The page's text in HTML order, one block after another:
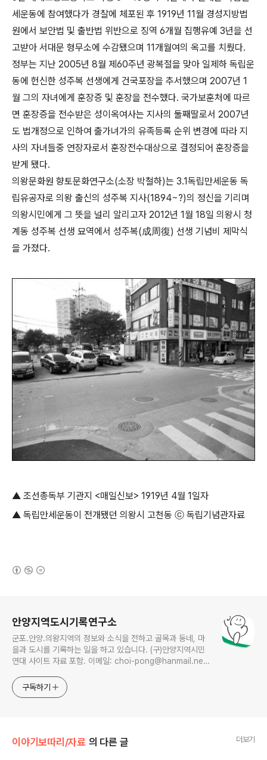
세운동에 참여했다가 경찰에 체포된 후 1919년 11월 경성지방법
원에서 보안법 및 출반법 위반으로 징역 6개월 집행유예 3년을 선
고받아 서대문 형무소에 수감됐으며 11개월여의 옥고를 치뤘다.
정부는 지난 2005년 8월 제60주년 광복절을 맞아 일제하 독립운
동에 헌신한 성주복 선생에게 건국포장을 추서했으며 2007년 1
월 그의 자녀에게 훈장증 및 훈장을 전수했다. 국가보훈처에 따르
면 훈장증을 전수받은 성이옥여사는 지사의 둘째딸로서 2007년
도 법개정으로 인하여 출가녀가의 유족등록 순위 변경에 따라 지
사의 자녀들중 연장자로서 훈장전수대상으로 결정되어 훈장증을
받게 됐다.
의왕문화원 향토문화연구소(소장 박철하)는 3․1독립만세운동 독
립유공자로 의왕 출신의 성주복 지사(1894~?)의 정신을 기리며
의왕시민에게 그 뜻을 널리 알리고자 2012년 1월 18일 의왕시 청
계동 성주복 선생 묘역에서 성주복(成周復) 선생 기념비 제막식
을 가졌다.
▲ 조선총독부 기관지 <매일신보> 1919년 4월 1일자
▲ 독립만세운동이 전개됐던 의왕시 고천동 ⓒ 독립기념관자료
안양지역도시기록연구소
군포.안양.의왕지역의 정보와 소식을 전하고 골목과 동네, 마
을과 도시를 기록하는 일을 하고 있습니다. (구)안양지역시민
연대 사이트 자료 포함. 이메일: choi-pong@hanmail.net
구독하기
이야기보따리/자료 의 다른 글 더보기